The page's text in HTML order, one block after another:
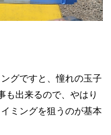
グですと、憧れの玉子
も出来るので、やはり
ミングを狙うのが基本